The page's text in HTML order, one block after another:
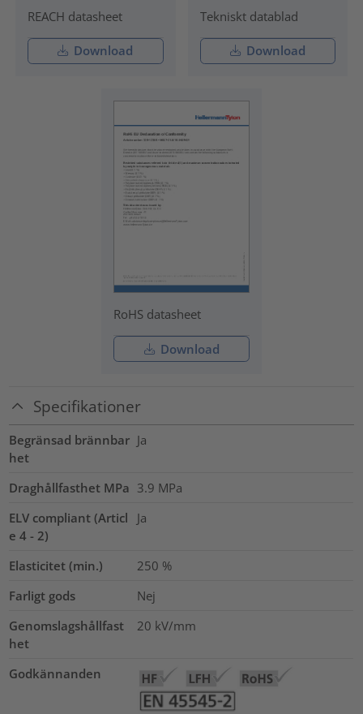
REACH datasheet
Download
Tekniskt datablad
Download
RoHS datasheet
Download
Specifikationer
Begränsad brännbar
het
Ja
Draghållfasthet MPa 3.9 MPa
ELV compliant (Articl
e 4 - 2)
Ja
Elasticitet (min.) 250 %
Farligt gods
Nej
Genomslagshållfast
het
20 kV/mm
Godkännanden